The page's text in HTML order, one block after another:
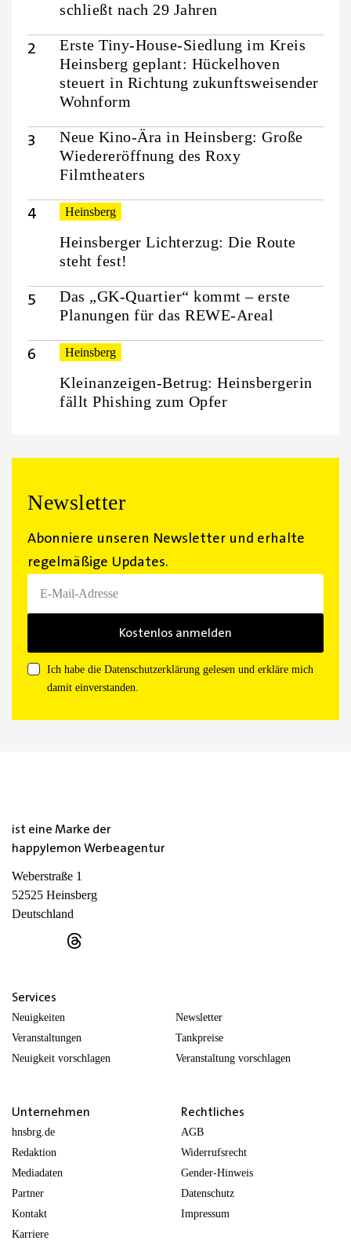
schließt nach 29 Jahren
Erste Tiny-House-Siedlung im Kreis
Heinsberg geplant: Hückelhoven
steuert in Richtung zukunftsweisender
Wohnform
Neue Kino-Ära in Heinsberg: Große
Wiedereröffnung des Roxy
Filmtheaters
Heinsberg
Heinsberger Lichterzug: Die Route
steht fest!
Das „GK-Quartier“ kommt – erste
Planungen für das REWE-Areal
Heinsberg
Kleinanzeigen-Betrug: Heinsbergerin
fällt Phishing zum Opfer
Newsletter
Abonniere unseren Newsletter und erhalte
regelmäßige Updates.
Ich habe die Datenschutzerklärung gelesen und erkläre mich
damit einverstanden.
ist eine Marke der
happylemon Werbeagentur
Weberstraße 1
52525 Heinsberg
Deutschland
Services
Neuigkeiten
Newsletter
Veranstaltungen
Tankpreise
Neuigkeit vorschlagen
Veranstaltung vorschlagen
Unternehmen
hnsbrg.de
Redaktion
Mediadaten
Partner
Kontakt
Karriere
Rechtliches
AGB
Widerrufsrecht
Gender-Hinweis
Datenschutz
Impressum